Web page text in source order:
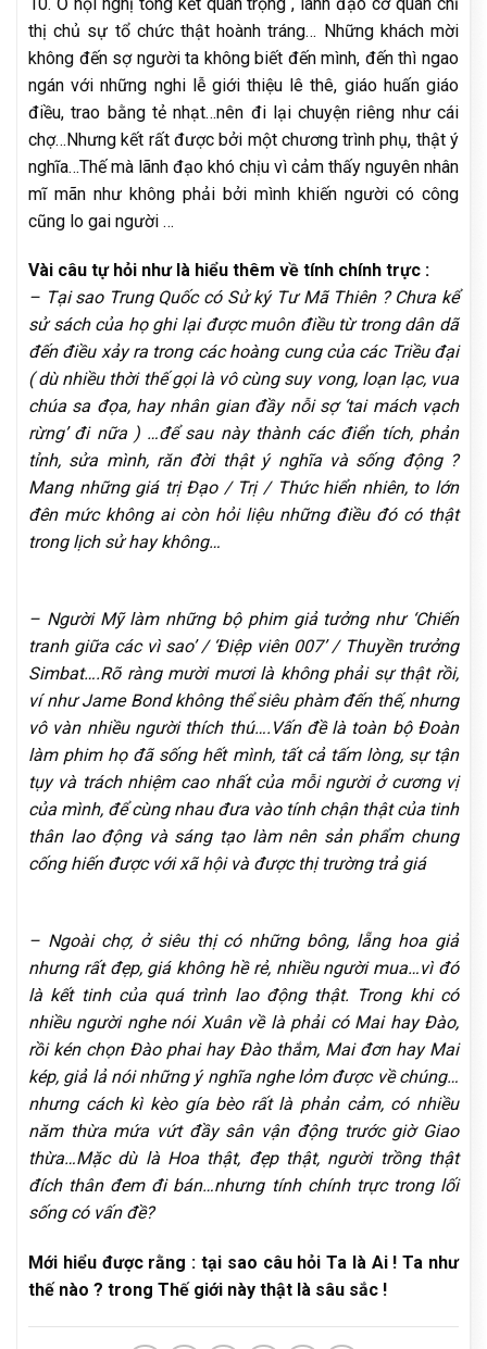
thị chủ sự tổ chức thật hoành tráng… Những khách mời
không đến sợ người ta không biết đến mình, đến thì ngao
ngán với những nghi lễ giới thiệu lê thê, giáo huấn giáo
điều, trao bằng tẻ nhạt…nên đi lại chuyện riêng như cái
chợ…Nhưng kết rất được bởi một chương trình phụ, thật ý
nghĩa…Thế mà lãnh đạo khó chịu vì cảm thấy nguyên nhân
mĩ mãn như không phải bởi mình khiến người có công
cũng lo gai người …
Vài câu tự hỏi như là hiểu thêm về tính chính trực :
– Tại sao Trung Quốc có Sử ký Tư Mã Thiên ? Chưa kể
sử sách của họ ghi lại được muôn điều từ trong dân dã
đến điều xảy ra trong các hoàng cung của các Triều đại
( dù nhiều thời thế gọi là vô cùng suy vong, loạn lạc, vua
chúa sa đọa, hay nhân gian đầy nỗi sợ ‘tai mách vạch
rừng’ đi nữa ) …để sau này thành các điển tích, phản
tỉnh, sửa mình, răn đời thật ý nghĩa và sống động ?
Mang những giá trị Đạo / Trị / Thức hiển nhiên, to lớn
đên mức không ai còn hỏi liệu những điều đó có thật
trong lịch sử hay không…
– Người Mỹ làm những bộ phim giả tưởng như ‘Chiến
tranh giữa các vì sao’ / ‘Điệp viên 007’ / Thuyền trưởng
Simbat….Rõ ràng mười mươi là không phải sự thật rồi,
ví như Jame Bond không thể siêu phàm đến thế, nhưng
vô vàn nhiều người thích thú….Vấn đề là toàn bộ Đoàn
làm phim họ đã sống hết mình, tất cả tấm lòng, sự tận
tụy và trách nhiệm cao nhất của mỗi người ở cương vị
của mình, để cùng nhau đưa vào tính chận thật của tinh
thân lao động và sáng tạo làm nên sản phẩm chung
cống hiến được với xã hội và được thị trường trả giá
– Ngoài chợ, ở siêu thị có những bông, lẵng hoa giả
nhưng rất đẹp, giá không hề rẻ, nhiều người mua…vì đó
là kết tinh của quá trình lao động thật. Trong khi có
nhiều người nghe nói Xuân về là phải có Mai hay Đào,
rồi kén chọn Đào phai hay Đào thắm, Mai đơn hay Mai
kép, giả lả nói những ý nghĩa nghe lỏm được về chúng…
nhưng cách kì kèo gía bèo rất là phản cảm, có nhiều
năm thừa mứa vứt đầy sân vận động trước giờ Giao
thừa…Mặc dù là Hoa thật, đẹp thật, người trồng thật
đích thân đem đi bán…nhưng tính chính trực trong lối
sống có vấn đề?
Mới hiểu được rằng : tại sao câu hỏi Ta là Ai ! Ta như
thế nào ? trong Thế giới này thật là sâu sắc !